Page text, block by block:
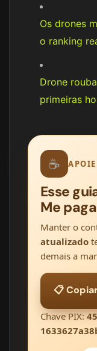
Os drones
o ranking
Drone
primeiras
☕
Esse
Me
Manter o
atualizado
demais a
📋
Chave PIX: